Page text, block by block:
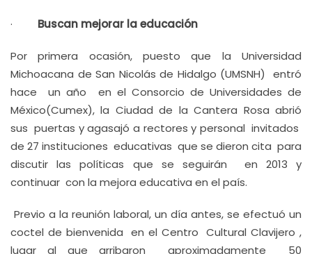
· Buscan mejorar la educación
Por primera ocasión, puesto que la Universidad
Michoacana de San Nicolás de Hidalgo (UMSNH) entró
hace un año en el Consorcio de Universidades de
México(Cumex), la Ciudad de la Cantera Rosa abrió
sus puertas y agasajó a rectores y personal invitados
de 27 instituciones educativas que se dieron cita para
discutir las políticas que se seguirán en 2013 y
continuar con la mejora educativa en el país.
Previo a la reunión laboral, un día antes, se efectuó un
coctel de bienvenida en el Centro Cultural Clavijero ,
lugar al que arribaron aproximadamente 50